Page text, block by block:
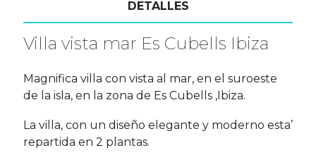
DETALLES
Villa vista mar Es Cubells Ibiza
Magnifica villa con vista al mar, en el suroeste
de la isla, en la zona de Es Cubells ,Ibiza.
La villa, con un diseño elegante y moderno esta’
repartida en 2 plantas.